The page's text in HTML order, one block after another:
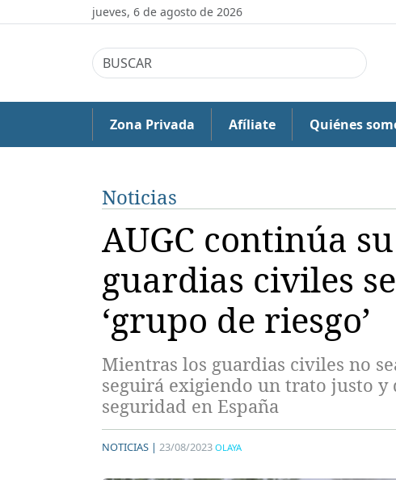
jueves, 6 de agosto de 2026
Zona Privada Afíliate Quiénes
Noticias
AUGC continúa
guardias civiles
‘grupo de riesgo’
Mientras los guardias civiles no
seguirá exigiendo un trato justo
seguridad en España
NOTICIAS | 23/08/2023 OLAYA